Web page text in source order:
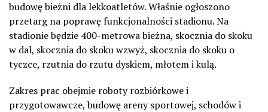
budowę bieżni dla lekkoatletów. Właśnie ogłoszono
przetarg na poprawę funkcjonalności stadionu. Na
stadionie będzie 400-metrowa bieżna, skocznia do skoku
w dal, skocznia do skoku wzwyż, skocznia do skoku o
tyczce, rzutnia do rzutu dyskiem, młotem i kulą.
Zakres prac obejmie roboty rozbiórkowe i
przygotowawcze, budowę areny sportowej, schodów i